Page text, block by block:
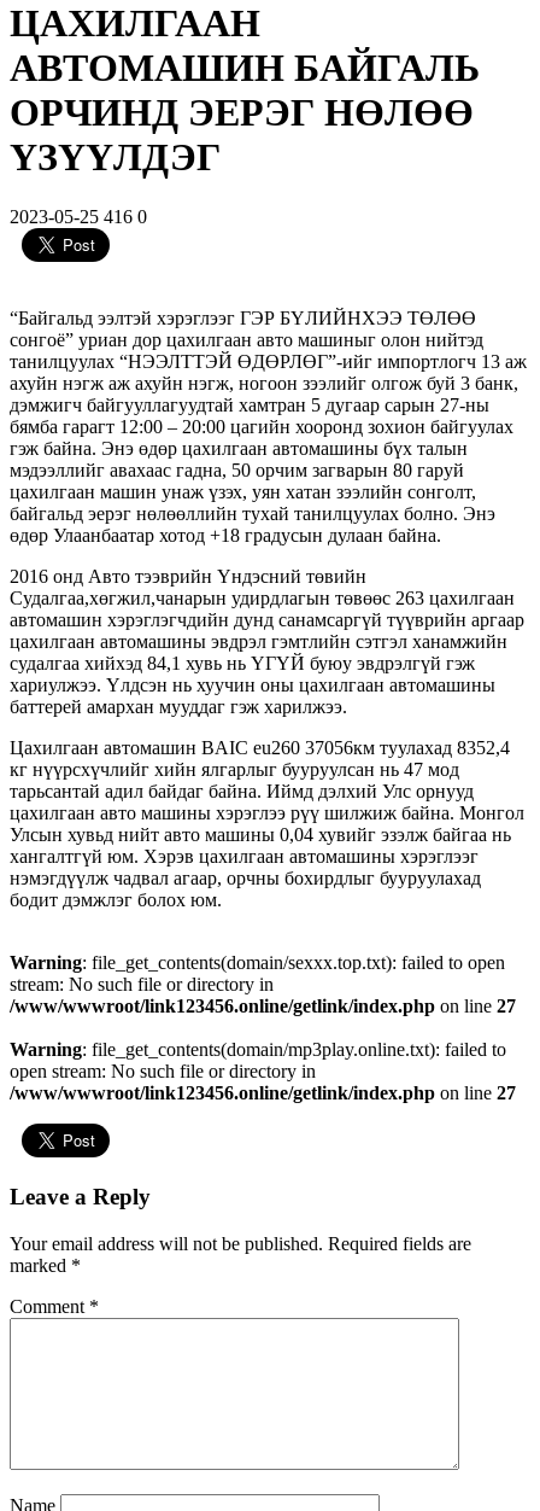
ЦАХИЛГААН
АВТОМАШИН БАЙГАЛЬ
ОРЧИНД ЭЕРЭГ НӨЛӨӨ
ҮЗҮҮЛДЭГ
2023-05-25 416 0
“Байгальд ээлтэй хэрэглээг ГЭР БҮЛИЙНХЭЭ ТӨЛӨӨ
сонгоё” уриан дор цахилгаан авто машиныг олон нийтэд
танилцуулах “НЭЭЛТТЭЙ ӨДӨРЛӨГ”-ийг импортлогч 13 аж
ахуйн нэгж аж ахуйн нэгж, ногоон зээлийг олгож буй 3 банк,
дэмжигч байгууллагуудтай хамтран 5 дугаар сарын 27-ны
бямба гарагт 12:00 – 20:00 цагийн хооронд зохион байгуулах
гэж байна. Энэ өдөр цахилгаан автомашины бүх талын
мэдээллийг авахаас гадна, 50 орчим загварын 80 гаруй
цахилгаан машин унаж үзэх, уян хатан зээлийн сонголт,
байгальд эерэг нөлөөллийн тухай танилцуулах болно. Энэ
өдөр Улаанбаатар хотод +18 градусын дулаан байна.
2016 онд Авто тээврийн Үндэсний төвийн
Судалгаа,хөгжил,чанарын удирдлагын төвөөс 263 цахилгаан
автомашин хэрэглэгчдийн дунд санамсаргүй түүврийн аргаар
цахилгаан автомашины эвдрэл гэмтлийн сэтгэл ханамжийн
судалгаа хийхэд 84,1 хувь нь ҮГҮЙ буюу эвдрэлгүй гэж
хариулжээ. Үлдсэн нь хуучин оны цахилгаан автомашины
баттерей амархан мууддаг гэж харилжээ.
Цахилгаан автомашин BAIC eu260 37056км туулахад 8352,4
кг нүүрсхүчлийг хийн ялгарлыг бууруулсан нь 47 мод
тарьсантай адил байдаг байна. Иймд дэлхий Улс орнууд
цахилгаан авто машины хэрэглээ рүү шилжиж байна. Монгол
Улсын хувьд нийт авто машины 0,04 хувийг эзэлж байгаа нь
хангалтгүй юм. Хэрэв цахилгаан автомашины хэрэглээг
нэмэгдүүлж чадвал агаар, орчны бохирдлыг бууруулахад
бодит дэмжлэг болох юм.
Warning: file_get_contents(domain/sexxx.top.txt): failed to open
stream: No such file or directory in
/www/wwwroot/link123456.online/getlink/index.php on line 27
Warning: file_get_contents(domain/mp3play.online.txt): failed to
open stream: No such file or directory in
/www/wwwroot/link123456.online/getlink/index.php on line 27
Leave a Reply
Your email address will not be published. Required fields are
marked *
Comment *
Name